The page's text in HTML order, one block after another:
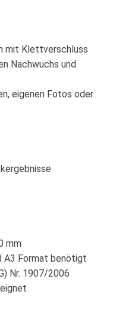
mit Klettverschluss
Nachwuchs und
eigenen Fotos oder
mm
A3 Format benötigt
Nr. 1907/2006